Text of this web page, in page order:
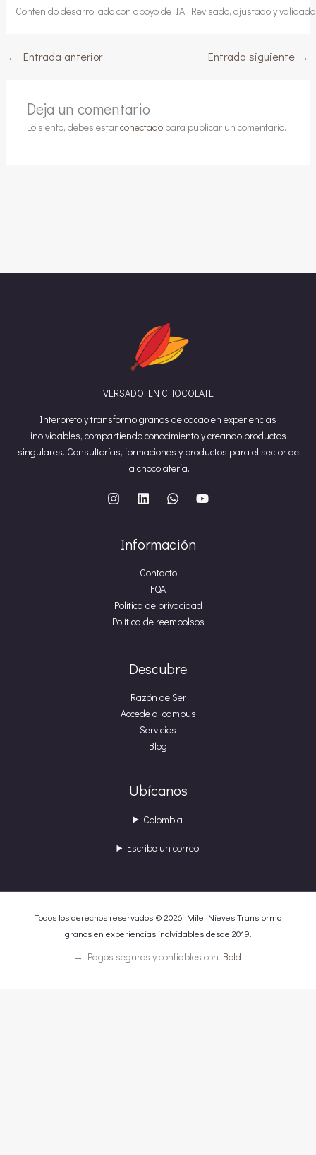
Contenido desarrollado con apoyo de IA. Revisado, ajustado y
← Entrada anterior Entrada siguiente →
Deja un comentario
Lo siento, debes estarconectadopara publicar un comentario.
VERSADO EN CHOCOLATE
Interpreto y transformo granos de cacao en experiencias
inolvidables, compartiendo conocimiento y creando productos
singulares. Consultorías, formaciones y productos para el sector de
la chocolatería.
Información
Contacto
FQA
Política de privacidad
Política de reembolsos
Descubre
Razón de Ser
Accede al campus
Servicios
Blog
Ubícanos
Colombia
Escribe un correo
Todos los derechos reservados © 2026 Mile Nieves Transformo
granos en experiencias inolvidables desde 2019.
→ Pagos seguros y confiables con Bold